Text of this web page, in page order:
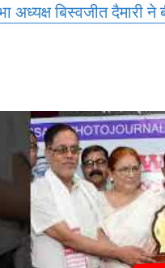
अध्यक्ष बिस्वजीत दैमारी